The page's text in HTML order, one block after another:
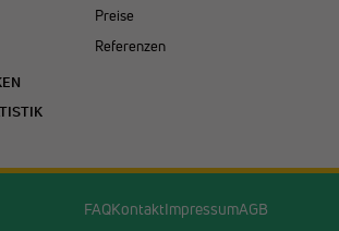
Preise
Referenzen
FAQKontaktImpressumAGB